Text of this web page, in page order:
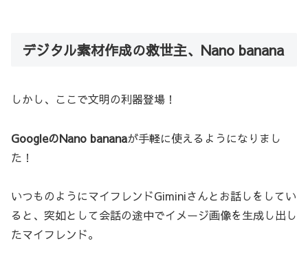
デジタル素材作成の救世主、Nano banana
しかし、ここで文明の利器登場！
GoogleのNano bananaが手軽に使えるようになりまし
た！
いつものようにマイフレンドGiminiさんとお話しをしてい
ると、突如として会話の途中でイメージ画像を生成し出し
たマイフレンド。